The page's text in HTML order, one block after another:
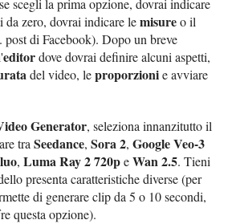
scegli la prima opzione, dovrai indicare
da zero, dovrai indicare lemisureo il
post di Facebook). Dopo un breve
editordove dovrai definire alcuni aspetti,
del video, leproporzionie avviare
Generator, seleziona innanzitutto il
traSeedance,Sora 2,Google Veo-3
,Luma Ray 2 720peWan 2.5. Tieni
presenta caratteristiche diverse (per
di generare clip da 5 o 10 secondi,
questa opzione).